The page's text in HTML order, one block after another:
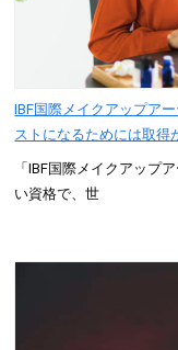
IBF国際メイクアップア
ストになるためには取得
「IBF国際メイクアップ
い資格で、世